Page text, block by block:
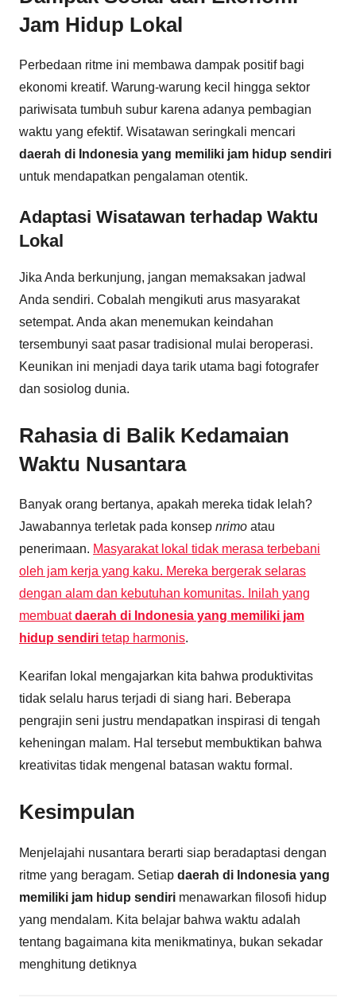
Jam Hidup Lokal
Perbedaan ritme ini membawa dampak positif bagi
ekonomi kreatif. Warung-warung kecil hingga sektor
pariwisata tumbuh subur karena adanya pembagian
waktu yang efektif. Wisatawan seringkali mencari
daerah di Indonesia yang memiliki jam hidup sendiri
untuk mendapatkan pengalaman otentik.
Adaptasi Wisatawan terhadap Waktu
Lokal
Jika Anda berkunjung, jangan memaksakan jadwal
Anda sendiri. Cobalah mengikuti arus masyarakat
setempat. Anda akan menemukan keindahan
tersembunyi saat pasar tradisional mulai beroperasi.
Keunikan ini menjadi daya tarik utama bagi fotografer
dan sosiolog dunia.
Rahasia di Balik Kedamaian
Waktu Nusantara
Banyak orang bertanya, apakah mereka tidak lelah?
Jawabannya terletak pada konsep nrimo atau
penerimaan. Masyarakat lokal tidak merasa terbebani
oleh jam kerja yang kaku. Mereka bergerak selaras
dengan alam dan kebutuhan komunitas. Inilah yang
membuatdaerah di Indonesia yang memiliki jam
hidup sendiri tetap harmonis.
Kearifan lokal mengajarkan kita bahwa produktivitas
tidak selalu harus terjadi di siang hari. Beberapa
pengrajin seni justru mendapatkan inspirasi di tengah
keheningan malam. Hal tersebut membuktikan bahwa
kreativitas tidak mengenal batasan waktu formal.
Kesimpulan
Menjelajahi nusantara berarti siap beradaptasi dengan
ritme yang beragam. Setiap daerah di Indonesia yang
memiliki jam hidup sendiri menawarkan filosofi hidup
yang mendalam. Kita belajar bahwa waktu adalah
tentang bagaimana kita menikmatinya, bukan sekadar
menghitung detiknya